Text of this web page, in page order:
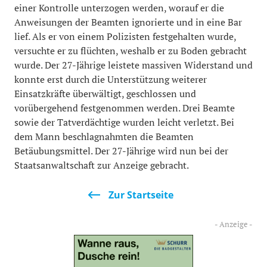
einer Kontrolle unterzogen werden, worauf er die
Anweisungen der Beamten ignorierte und in eine Bar
lief. Als er von einem Polizisten festgehalten wurde,
versuchte er zu flüchten, weshalb er zu Boden gebracht
wurde. Der 27-Jährige leistete massiven Widerstand und
konnte erst durch die Unterstützung weiterer
Einsatzkräfte überwältigt, geschlossen und
vorübergehend festgenommen werden. Drei Beamte
sowie der Tatverdächtige wurden leicht verletzt. Bei
dem Mann beschlagnahmten die Beamten
Betäubungsmittel. Der 27-Jährige wird nun bei der
Staatsanwaltschaft zur Anzeige gebracht.
Zur Startseite